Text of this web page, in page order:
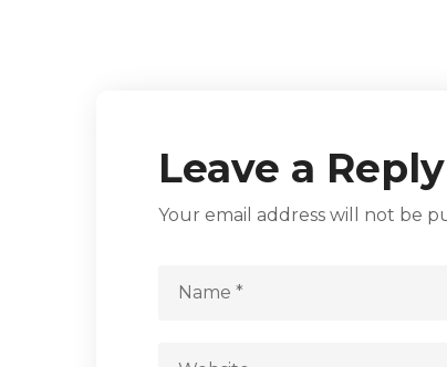
Leave a Reply
Your email address will not be